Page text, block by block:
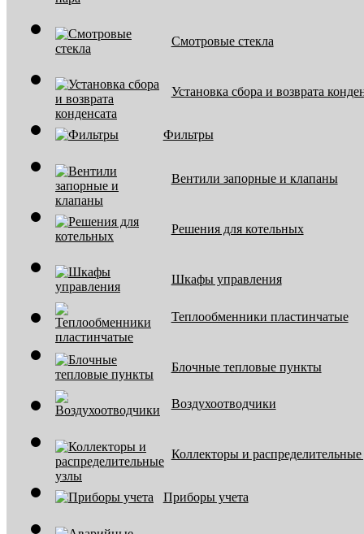
Смотровые стекла
Установка сбора и возврата
Фильтры
Вентили запорные и клапаны
Решения для котельных
Шкафы управления
Теплообменники пластинчатые
Блочные тепловые пункты
Воздухоотводчики
Коллекторы и
Приборы учета